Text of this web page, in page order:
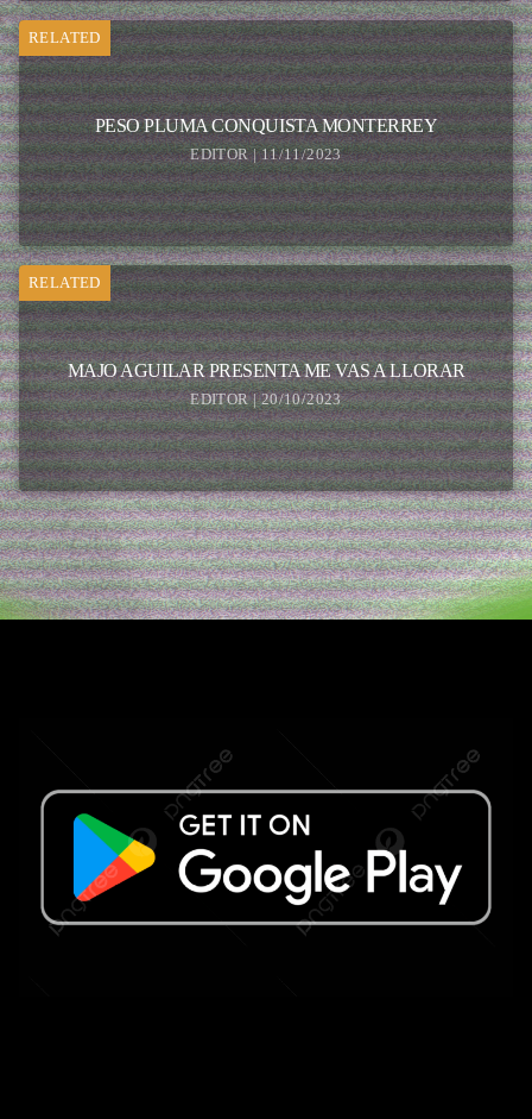
RELATED
PESO PLUMA CONQUISTA MONTERREY
EDITOR | 11/11/2023
RELATED
MAJO AGUILAR PRESENTA ME VAS A LLORAR
EDITOR | 20/10/2023